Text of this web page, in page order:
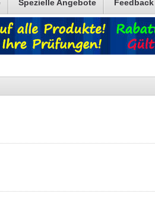
Spezielle Angebote Feedback